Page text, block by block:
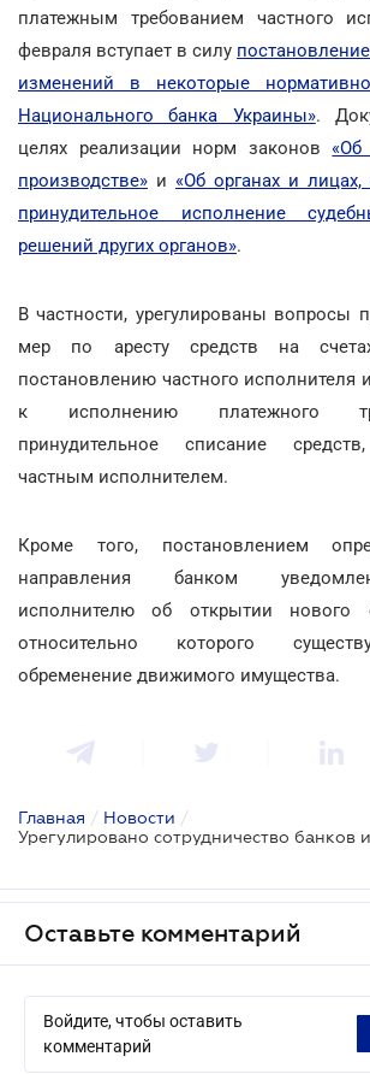
платежным требованием частного
февраля вступает в силу
изменений в некоторые
Национального банка Украины».
целях реализации норм законов «Об
производстве» и «Об органах и
принудительное исполнение
решений других органов».
В частности, урегулированы вопросы
мер по аресту средств на
постановлению частного исполнителя
к исполнению платежного
принудительное списание
частным исполнителем.
Кроме того, постановлением
направления банком
исполнителю об открытии нового
относительно которого
обременение движимого имущества.
Главная / Новости /
Оставьте комментарий
Войдите, чтобы оставить
комментарий